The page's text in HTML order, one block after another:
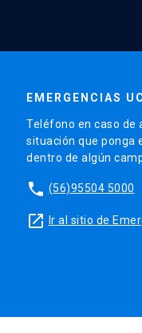
EMERGENCIAS UC
Teléfono en caso de
situación que ponga
dentro de algún
phone (56)95504 5000
launch Ir al sitio de